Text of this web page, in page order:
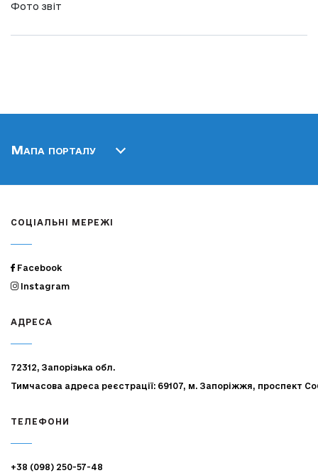
Фото звіт
Мапа порталу
СОЦІАЛЬНІ МЕРЕЖІ
Facebook
Instagram
АДРЕСА
72312, Запорізька обл.
Тимчасова адреса реєстрації: 69107, м. Запоріжжя, проспект
ТЕЛЕФОНИ
+38 (098) 250-57-48